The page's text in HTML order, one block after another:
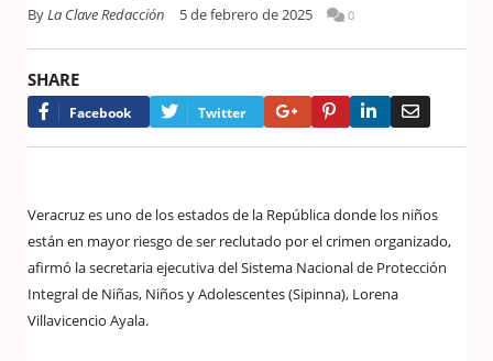
ByLa Clave Redacción 5 de febrero de 2025 0
SHARE
Facebook Twitter Google+PinterestLinkedIn
Veracruz es uno de los estados de la República donde los niños
están en mayor riesgo de ser reclutado por el crimen organizado,
afirmó la secretaria ejecutiva del Sistema Nacional de Protección
Integral de Niñas, Niños y Adolescentes (Sipinna), Lorena
Villavicencio Ayala.